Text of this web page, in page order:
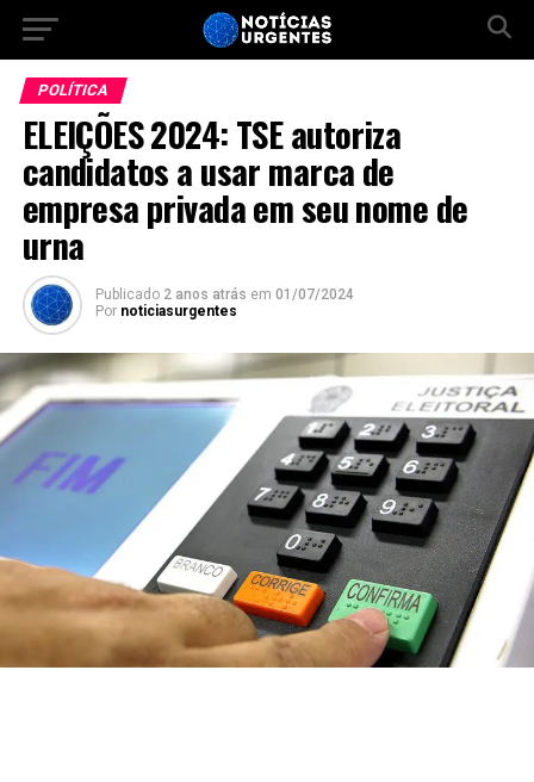
POLÍTICA
ELEIÇÕES 2024: TSE autoriza
candidatos a usar marca de
empresa privada em seu nome de
urna
Publicado 2 anos atrás em 01/07/2024
Por noticiasurgentes